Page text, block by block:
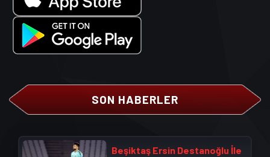
SON HABERLER
Beşiktaş Ersin Destanoğlu İle